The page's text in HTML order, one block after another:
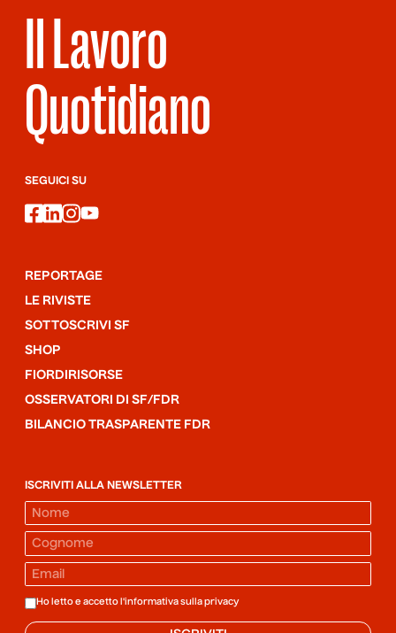
Il Lavoro
Quotidiano
SEGUICI SU
facebook
linkedin
instagram
youtube
REPORTAGE
LE RIVISTE
SOTTOSCRIVI SF
SHOP
FIORDIRISORSE
OSSERVATORI DI SF/FDR
BILANCIO TRASPARENTE FDR
ISCRIVITI ALLA NEWSLETTER
Ho letto e accetto l'informativa sulla privacy